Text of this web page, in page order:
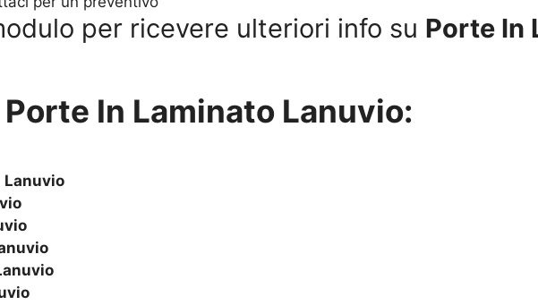
per ricevere ulteriori info su Porte In
Porte In Laminato Lanuvio:
Lanuvio